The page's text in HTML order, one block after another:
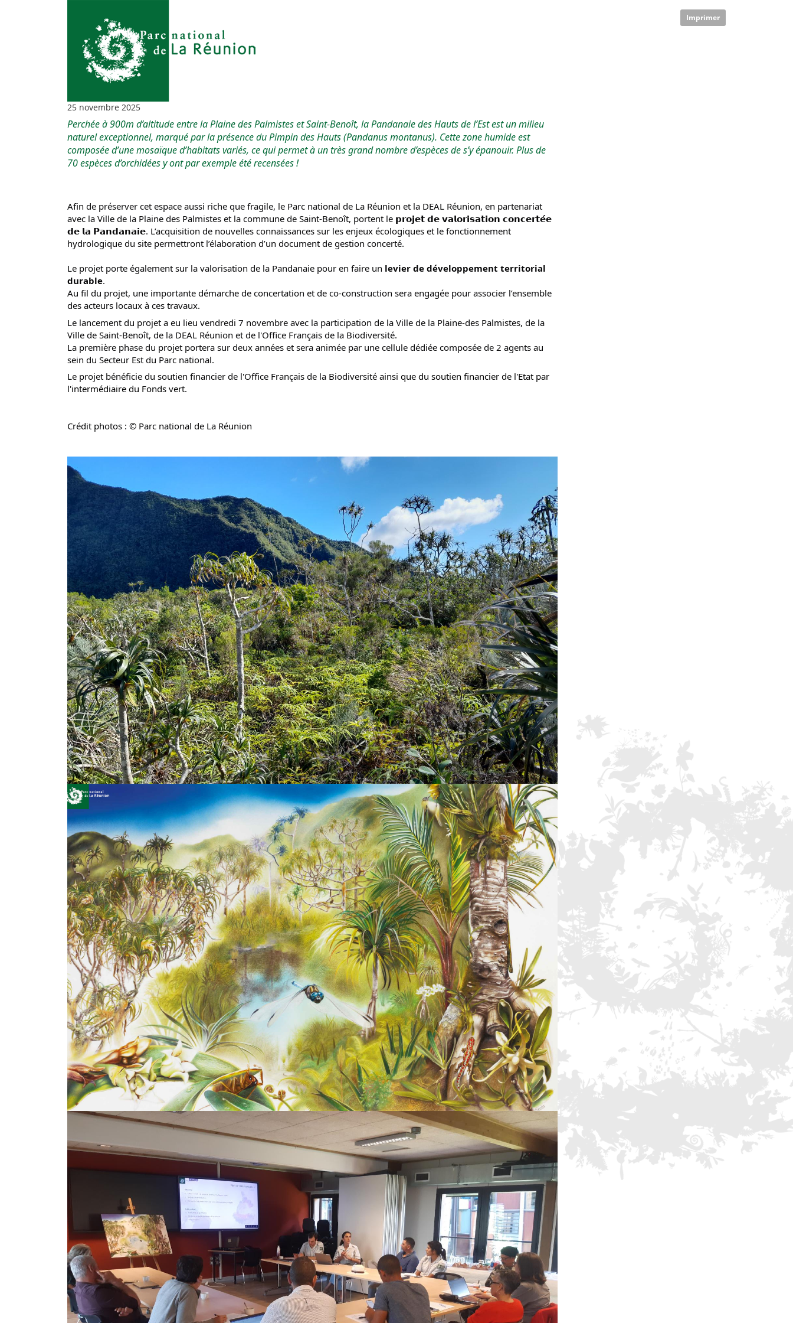
Imprimer
25 novembre 2025
Perchée à 900m d’altitude entre la Plaine des Palmistes et Saint-Benoît, la Pandanaie des Hauts de l’Est est un milieu
naturel exceptionnel, marqué par la présence du Pimpin des Hauts (Pandanus montanus). Cette zone humide est
composée d’une mosaïque d’habitats variés, ce qui permet à un très grand nombre d’espèces de s’y épanouir. Plus de
70 espèces d’orchidées y ont par exemple été recensées !
Afin de préserver cet espace aussi riche que fragile, le Parc national de La Réunion et la DEAL Réunion, en partenariat
avec la Ville de la Plaine des Palmistes et la commune de Saint-Benoît, portent le 𝗽𝗿𝗼𝗷𝗲𝘁 𝗱𝗲 𝘃𝗮𝗹𝗼𝗿𝗶𝘀𝗮𝘁𝗶𝗼𝗻 𝗰𝗼𝗻𝗰𝗲𝗿𝘁𝗲́𝗲
𝗱𝗲 𝗹𝗮 𝗣𝗮𝗻𝗱𝗮𝗻𝗮𝗶𝗲. L’acquisition de nouvelles connaissances sur les enjeux écologiques et le fonctionnement
hydrologique du site permettront l’élaboration d’un document de gestion concerté.
Le projet porte également sur la valorisation de la Pandanaie pour en faire un levier de développement territorial
durable.
Au fil du projet, une importante démarche de concertation et de co-construction sera engagée pour associer l’ensemble
des acteurs locaux à ces travaux.
Le lancement du projet a eu lieu vendredi 7 novembre avec la participation de la Ville de la Plaine-des Palmistes, de la
Ville de Saint-Benoît, de la DEAL Réunion et de l'Office Français de la Biodiversité.
La première phase du projet portera sur deux années et sera animée par une cellule dédiée composée de 2 agents au
sein du Secteur Est du Parc national.
Le projet bénéficie du soutien financier de l'Office Français de la Biodiversité ainsi que du soutien financier de l'Etat par
l'intermédiaire du Fonds vert.
Crédit photos : © Parc national de La Réunion